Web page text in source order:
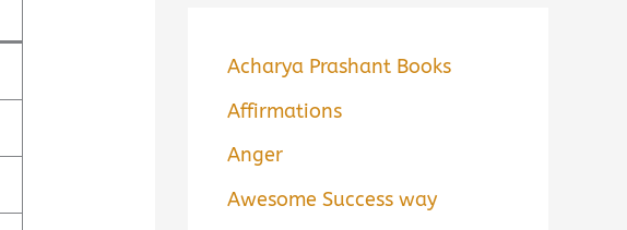
Acharya Prashant Books
Affirmations
Anger
Awesome Success way